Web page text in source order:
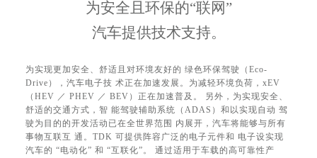
为安全且环保的“联网”
汽车提供技术支持。
为实现更加安全、舒适且对环境友好的 绿色环保驾驶（Eco-
Drive），汽车电子技 术正在加速发展。为减轻环境负荷，xEV
（HEV ／ PHEV ／ BEV）正在加速普及。 另外，为实现安全、
舒适的交通方式，智 能驾驶辅助系统（ADAS）和以实现自动 驾
驶为目的的开发活动已在全世界范围 内展开，汽车将能够与所有
事物互联互 通。TDK 可提供阵容广泛的电子元件和 电子设实现
汽车的 “电动化” 和 “互联化”。 通过适用于车载的高可靠性产